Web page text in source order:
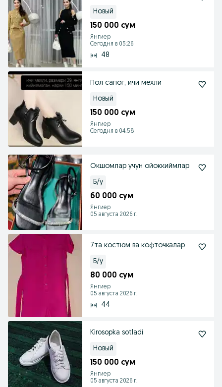
Новый
150 000 сум
Янгиер
Сегодня в 05:26
48
Пол сапог, ичи мехли
Новый
150 000 сум
Янгиер
Сегодня в 04:58
Окшомлар учун ойоккиймлар
Б/у
60 000 сум
Янгиер
05 августа 2026 г.
7та костюм ва кофточкалар
Б/у
80 000 сум
Янгиер
05 августа 2026 г.
44
Kirosopka sotladi
Новый
150 000 сум
Янгиер
05 августа 2026 г.